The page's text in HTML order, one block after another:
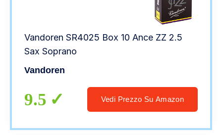
Vandoren SR4025 Box 10 Ance ZZ 2.5
Sax Soprano
Vandoren
9.5 Vedi Prezzo Su Amazon